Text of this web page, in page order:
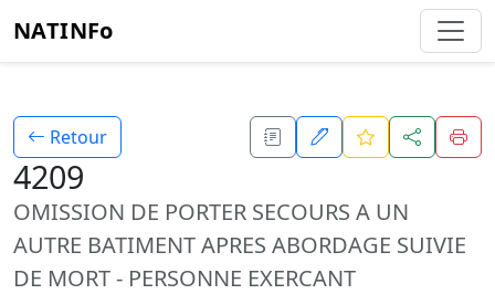
NATINFo
Retour
4209
OMISSION DE PORTER SECOURS A UN
AUTRE BATIMENT APRES ABORDAGE SUIVIE
DE MORT - PERSONNE EXERCANT